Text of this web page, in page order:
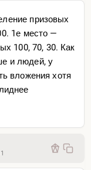
призовых
1е место —
100, 70, 30. Как
и людей, у
вложения хотя